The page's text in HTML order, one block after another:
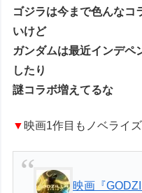
ゴジラは今まで色んなコ
いけど
ガンダムは最近インデペ
したり
謎コラボ増えてるな
▼ 映画1作目もノベライ
映画『